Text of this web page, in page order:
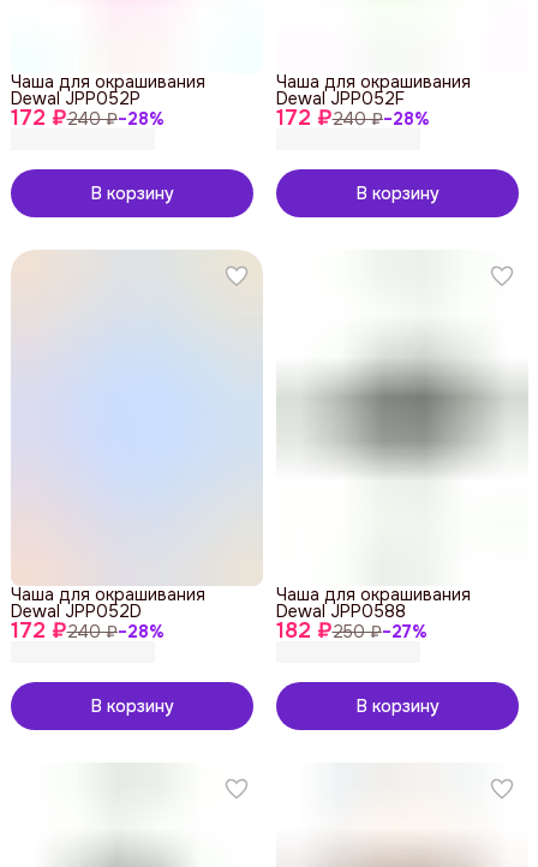
172 ₽240 ₽−28%
Чаша для окрашивания
Dewal JPP052P
В корзину
172 ₽240 ₽−28%
Чаша для окрашивания
Dewal JPP052F
В корзину
172 ₽240 ₽−28%
Чаша для окрашивания
Dewal JPP052D
В корзину
182 ₽250 ₽−27%
Чаша для окрашивания
Dewal JPP0588
В корзину